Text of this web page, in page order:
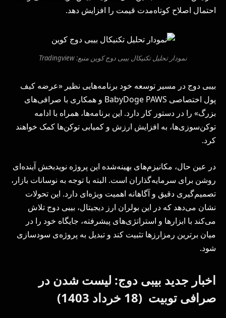
احتمال اصلاح کوتاه‌مدت قیمت را افزایش دهد.
نمودار تحلیل تکنیکال بیبی دوج کوین منبع: Tradingview
بیبی دوج در مسیر توسعه خود برنامه‌هایی نظیر «عرضه کیف
پول اختصاصی BabyDoge PAWS و همکاری با صرافی‌های
بزرگ» را در دستور کار دارد. این برنامه‌ها، همراه با ادامه
توکن‌سوزی‌ها، به افزایش ارزش و کمیابی توکن‌ها کمک خواهند
کرد.
در عین حال، مکانیزم‌های بهینه‌شده این پروژه نویدبخش آینده‌ای
روشن برای سرمایه‌گذاران است. البته با توجه به نوسانات بازار،
تصمیم‌گیری دقیق و آگاهانه اهمیت ویژه‌ای دارد. این تحولات
نشان می‌دهد که در این بولران ارز دیجیتال، بیبی دوج تلاش
می‌کند با ابزارها و استراتژی‌های پیشرفته، جایگاه خود را در
میان برترین رمزارزها تثبیت کند و تبدیل به پروژه‌ی سودسازی
شود.
اخبار جدید بیبی دوج: لیست شدن در
صرافی توبیت (18 خرداد 1403)